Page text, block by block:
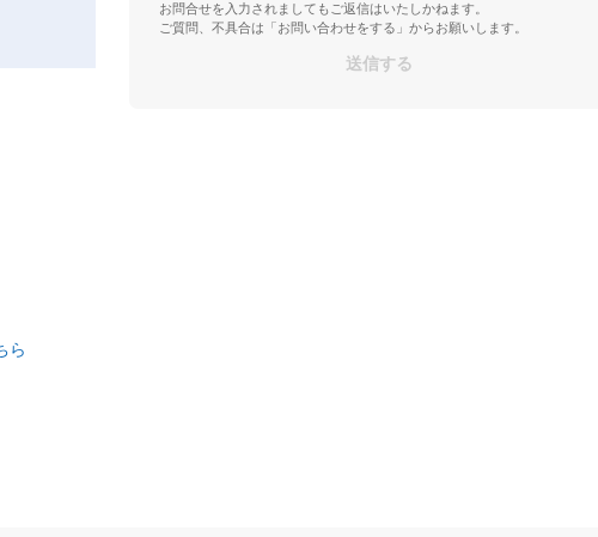
お問合せを入力されましてもご返信はいたしかねます。
ご質問、不具合は「お問い合わせをする」からお願いします。
ら